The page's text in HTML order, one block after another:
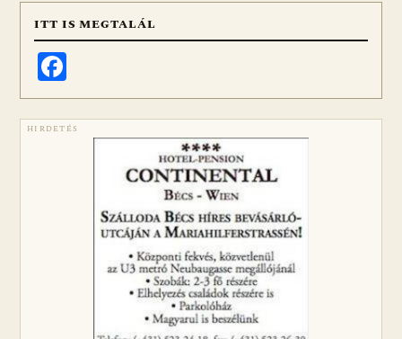
ITT IS MEGTALÁL
HIRDETÉS